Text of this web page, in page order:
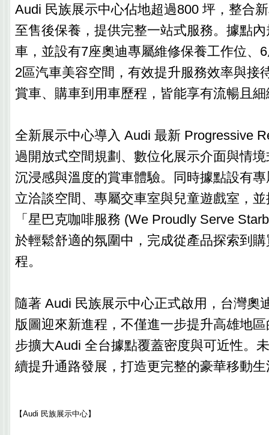
Audi 民族展示中心佔地超過800 坪，整合
至售後保養，提供完整一站式服務。據點
車，並設有7座奧迪專屬維修保養工作位、
2區汽車美容空間，有效提升服務效率與接
賞車、購車到用車歷程，皆能享有流暢且
全新展示中心導入 Audi 最新 Progressive
過開放式空間規劃、數位化展示介面與情
沉浸感與溫度的賞車體驗。同時據點設有
立洽談空間、專屬交車室與兒童遊戲室，
「星巴克咖啡服務 (We Proudly Serve
於輕鬆舒適的氛圍中，完成從產品探索到
程。
隨著 Audi 民族展示中心正式啟用，台灣奧
版圖迎來新進程，不僅進一步提升高雄地
步擴大Audi 全台據點覆蓋密度與可近性。
續提升通路發展，打造更完整的豪華移動
【Audi 民族展示中心】